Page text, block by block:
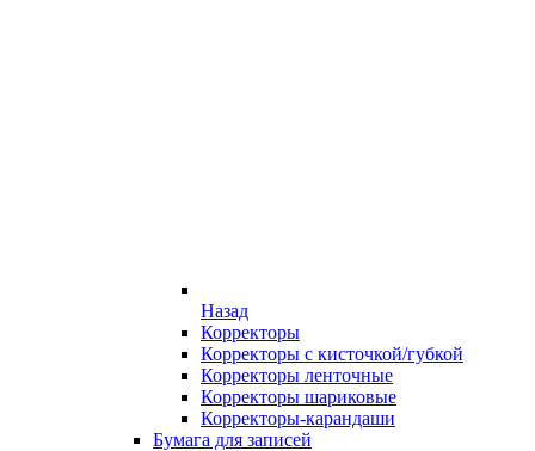
Назад
Корректоры
Корректоры с кисточкой/губкой
Корректоры ленточные
Корректоры шариковые
Корректоры-карандаши
Бумага для записей